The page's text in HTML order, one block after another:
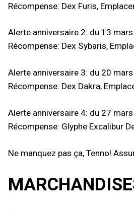
Récompense: Dex Furis,
Alerte anniversaire 2: du 13
Récompense: Dex Sybaris,
Alerte anniversaire 3: du 20
Récompense: Dex Dakra,
Alerte anniversaire 4: du 27
Récompense: Glyphe Excalibur
Ne manquez pas ça, Tenno!